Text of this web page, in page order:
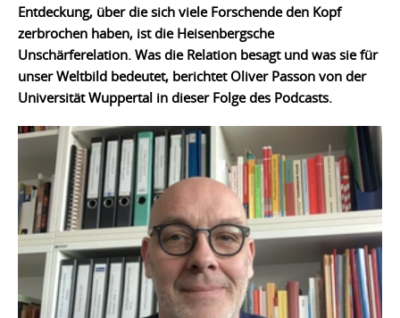
Entdeckung, über die sich viele Forschende den Kopf
zerbrochen haben, ist die Heisenbergsche
Unschärferelation. Was die Relation besagt und was sie für
unser Weltbild bedeutet, berichtet Oliver Passon von der
Universität Wuppertal in dieser Folge des Podcasts.